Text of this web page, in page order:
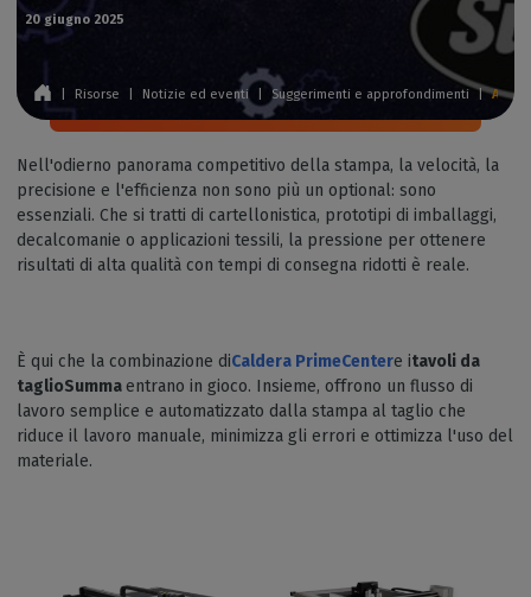
20 giugno 2025
Risorse Notizie ed eventi Suggerimenti e approfondimenti | Automatizzare e accelerare: Come Caldera PrimeCenter e i tavoli da taglio Summa ottimizzano il flusso di lavoro stampa-taglio
Nell'odierno panorama competitivo della stampa, la velocità, la
precisione e l'efficienza non sono più un optional: sono
essenziali. Che si tratti di cartellonistica, prototipi di imballaggi,
decalcomanie o applicazioni tessili, la pressione per ottenere
risultati di alta qualità con tempi di consegna ridotti è reale.
È qui che la combinazione diCaldera PrimeCentere itavoli da
taglioSummaentrano in gioco. Insieme, offrono un flusso di
lavoro semplice e automatizzato dalla stampa al taglio che
riduce il lavoro manuale, minimizza gli errori e ottimizza l'uso del
materiale.